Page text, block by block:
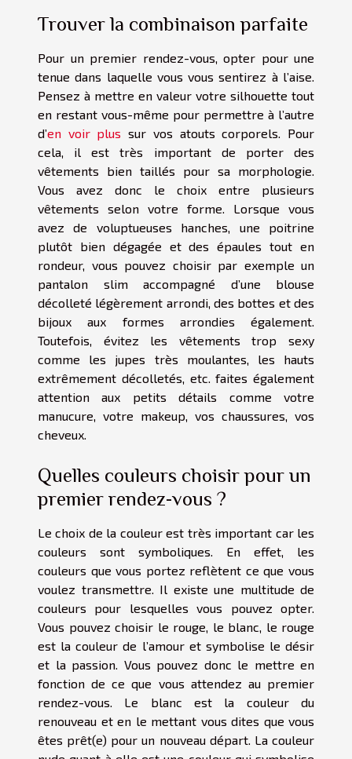
Trouver la combinaison parfaite
Pour un premier rendez-vous, opter pour une
tenue dans laquelle vous vous sentirez à l’aise.
Pensez à mettre en valeur votre silhouette tout
en restant vous-même pour permettre à l’autre
d’en voir plus sur vos atouts corporels. Pour
cela, il est très important de porter des
vêtements bien taillés pour sa morphologie.
Vous avez donc le choix entre plusieurs
vêtements selon votre forme. Lorsque vous
avez de voluptueuses hanches, une poitrine
plutôt bien dégagée et des épaules tout en
rondeur, vous pouvez choisir par exemple un
pantalon slim accompagné d’une blouse
décolleté légèrement arrondi, des bottes et des
bijoux aux formes arrondies également.
Toutefois, évitez les vêtements trop sexy
comme les jupes très moulantes, les hauts
extrêmement décolletés, etc. faites également
attention aux petits détails comme votre
manucure, votre makeup, vos chaussures, vos
cheveux.
Quelles couleurs choisir pour un
premier rendez-vous ?
Le choix de la couleur est très important car les
couleurs sont symboliques. En effet, les
couleurs que vous portez reflètent ce que vous
voulez transmettre. Il existe une multitude de
couleurs pour lesquelles vous pouvez opter.
Vous pouvez choisir le rouge, le blanc, le rouge
est la couleur de l’amour et symbolise le désir
et la passion. Vous pouvez donc le mettre en
fonction de ce que vous attendez au premier
rendez-vous. Le blanc est la couleur du
renouveau et en le mettant vous dites que vous
êtes prêt(e) pour un nouveau départ. La couleur